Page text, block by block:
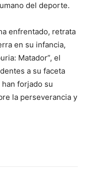
del deporte.
enfrentado, retrata
en su infancia,
Matador”, el
a su faceta
forjado su
la perseverancia y